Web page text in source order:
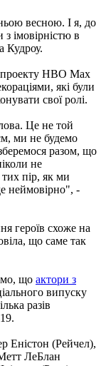
весною. І я, до
імовірністю в
Кудроу.
HBO Max
які були
свої ролі.
Це не той
ми не будемо
разом, що
не
тих пір, як ми
неймовірно", -
героїв схоже на
що саме так
що актори з
випуску
разів
Еністон (Рейчел),
ЛеБлан